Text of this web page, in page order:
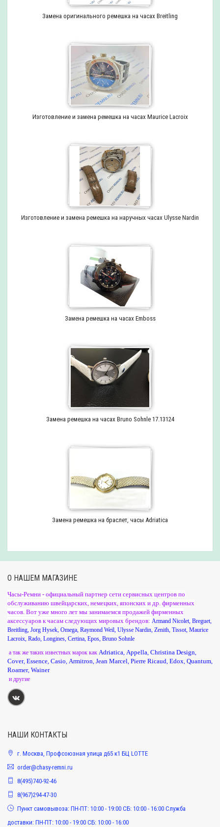
Замена оригинального ремешка на часах Breitling
Изготовление и замена ремешка на часах Maurice Lacroix
Изготовление и замена ремешка на наручных часах Ulysse Nardin
Замена ремешка на часах Emboss
Замена ремешка на часах Bruno Sohnle 17.13124
Замена ремешка на браслет, часы Adriatica
О НАШЕМ МАГАЗИНЕ
Часы-Ремни - официальный партнер сети сервисных центров по
обслуживанию швейцарских, немецких, японских и др. фирменных
часов. Вот уже много лет мы занимаемся продажей фирменных
аксессуаров к часам следующих мировых брендов: Armand Nicolet Breguet
Breitling Jorg Hysek Omega Raymond Weil Ulysse Nardin Zenith Tissot Maurice
Lacroix Rado Longines Certina Epos Bruno Sohnle
а так же таких известных марок как Adriatica Appella Christina Design
Cover, Essence Casio Armitron Jean Marcel Pierre Ricaud Edox Quantum
Roamer, Wainer
и другие
НАШИ КОНТАКТЫ
г. Москва, Профсоюзная улица д65 к1 БЦ LOTTE
order@chasy-remni.ru
8(495)740-92-46
8(967)294-47-30
Пункт самовывоза: ПН-ПТ: 10:00 - 19:00 СБ: 10:00 - 16:00 Служба
доставки: ПН-ПТ: 10:00 - 19:00 СБ: 10:00 - 16:00